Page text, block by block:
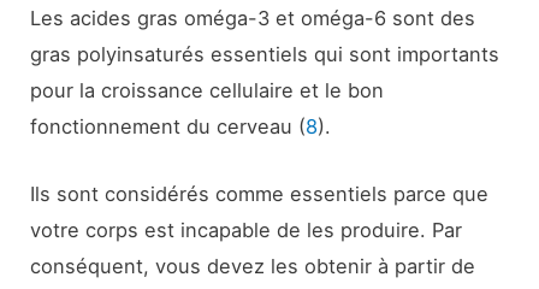
Les acides gras oméga-3 et oméga-6 sont des
gras polyinsaturés essentiels qui sont importants
pour la croissance cellulaire et le bon
fonctionnement du cerveau (8).
Ils sont considérés comme essentiels parce que
votre corps est incapable de les produire. Par
conséquent, vous devez les obtenir à partir de